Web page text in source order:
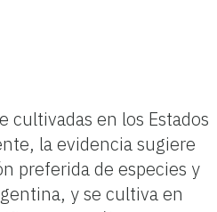
cultivadas en los Estados
la evidencia sugiere
preferida de especies y
y se cultiva en